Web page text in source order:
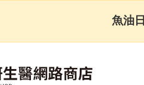
魚油